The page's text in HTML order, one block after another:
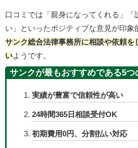
口コミでは「親身になってくれる」「
い」といったポジティブな意見が印象
サンク総合法律事務所に相談や依頼を
いようです。
サンクが最もおすすめである5つ
実績が豊富で信頼性が高い
24時間365日相談受付OK
初期費用0円、分割払い対応